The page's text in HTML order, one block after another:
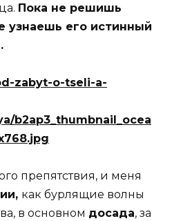
Пока не решишь
узнаешь его истинный
препятствия, и меня
как бурлящие волны
в основном досада, за